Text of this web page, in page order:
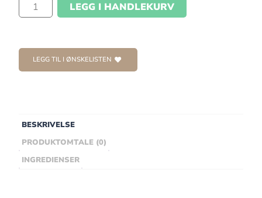
LEGG I HANDLEKURV
LEGG TIL I ØNSKELISTEN
BESKRIVELSE
PRODUKTOMTALE (0)
INGREDIENSER